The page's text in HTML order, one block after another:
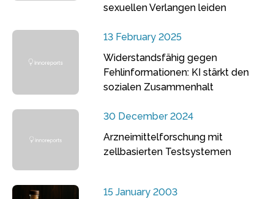
sexuellen Verlangen leiden
13 February 2025
Widerstandsfähig gegen
Fehlinformationen: KI stärkt den
sozialen Zusammenhalt
30 December 2024
Arzneimittelforschung mit
zellbasierten Testsystemen
15 January 2003